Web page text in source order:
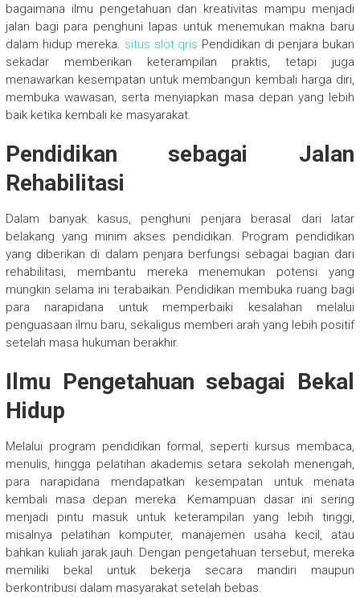
bagaimana ilmu pengetahuan dan kreativitas mampu menjadi
jalan bagi para penghuni lapas untuk menemukan makna baru
dalam hidup mereka. situs slot qris Pendidikan di penjara bukan
sekadar memberikan keterampilan praktis, tetapi juga
menawarkan kesempatan untuk membangun kembali harga diri,
membuka wawasan, serta menyiapkan masa depan yang lebih
baik ketika kembali ke masyarakat.
Pendidikan sebagai Jalan
Rehabilitasi
Dalam banyak kasus, penghuni penjara berasal dari latar
belakang yang minim akses pendidikan. Program pendidikan
yang diberikan di dalam penjara berfungsi sebagai bagian dari
rehabilitasi, membantu mereka menemukan potensi yang
mungkin selama ini terabaikan. Pendidikan membuka ruang bagi
para narapidana untuk memperbaiki kesalahan melalui
penguasaan ilmu baru, sekaligus memberi arah yang lebih positif
setelah masa hukuman berakhir.
Ilmu Pengetahuan sebagai Bekal
Hidup
Melalui program pendidikan formal, seperti kursus membaca,
menulis, hingga pelatihan akademis setara sekolah menengah,
para narapidana mendapatkan kesempatan untuk menata
kembali masa depan mereka. Kemampuan dasar ini sering
menjadi pintu masuk untuk keterampilan yang lebih tinggi,
misalnya pelatihan komputer, manajemen usaha kecil, atau
bahkan kuliah jarak jauh. Dengan pengetahuan tersebut, mereka
memiliki bekal untuk bekerja secara mandiri maupun
berkontribusi dalam masyarakat setelah bebas.